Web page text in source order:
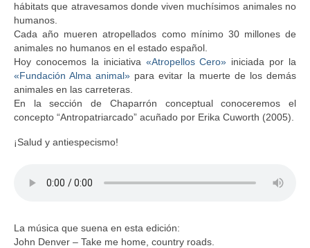
hábitats que atravesamos donde viven muchísimos animales no
humanos.
Cada año mueren atropellados como mínimo 30 millones de
animales no humanos en el estado español.
Hoy conocemos la iniciativa «Atropellos Cero» iniciada por la
«Fundación Alma animal» para evitar la muerte de los demás
animales en las carreteras.
En la sección de Chaparrón conceptual conoceremos el
concepto “Antropatriarcado” acuñado por Erika Cuworth (2005).
¡Salud y antiespecismo!
La música que suena en esta edición:
John Denver – Take me home, country roads.